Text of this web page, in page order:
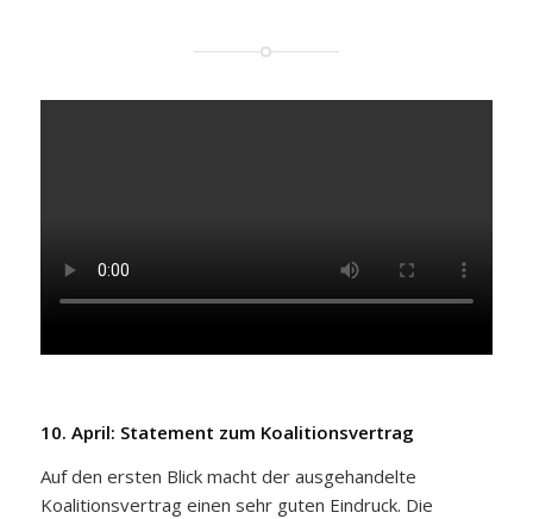
10. April: Statement zum Koalitionsvertrag
Auf den ersten Blick macht der ausgehandelte
Koalitionsvertrag einen sehr guten Eindruck. Die